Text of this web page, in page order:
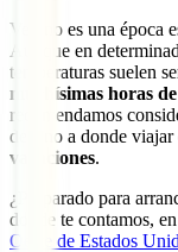
Verano es una época
Aunque en
temperaturas suelen
muchísimas horas
recomendamos
destino a donde
vacaciones.
¿Preparado para
donde te contamos,
Oeste de Estados